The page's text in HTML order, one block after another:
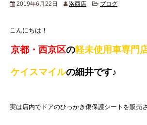
2019年6月22日 洛西店 ブログ
こんにちは！
京都・西京区の軽未使用車専門
ケイスマイルの細井です♪
実は店内でドアのひっかき傷保護シートを販売